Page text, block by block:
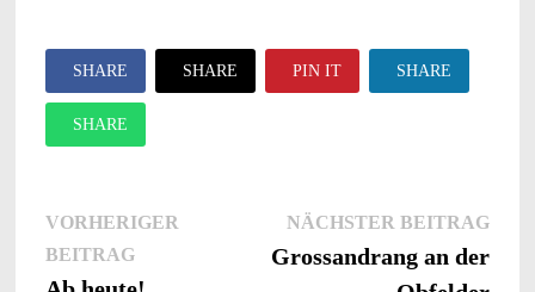
SHARE SHARE PIN IT SHARE
SHARE
Beitragsnavigation
VORHERIGER
BEITRAGVorheriger
Beitrag:
NÄCHSTER BEITRAG
Grossandrang an der